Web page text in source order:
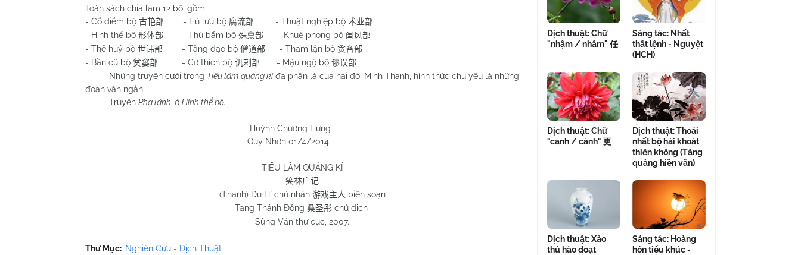
Toàn sách chia làm 12 bộ, gồm:
- Cổ diễm bộ 古艳部 - Hủ lưu bộ 腐流部 - Thuật nghiệp bộ 术业部
- Hình thể bộ 形体部 - Thù bẩm bộ 殊禀部 - Khuê phong bộ 闺风部
- Thế huý bộ 世讳部 - Tăng đạo bộ 僧道部 - Tham lận bộ 贪吝部
- Bần cũ bộ 贫窭部 - Cơ thích bộ 讥剌部 - Mậu ngộ bộ 谬误部
Những truyện cười trong Tiếu lâm quảng kíđa phần là của hai đời Minh Thanh, hình thức chủ yếu là những
đoạn văn ngắn.
Truyện Phạ lãnh ở Hình thể bộ.
Huỳnh Chương Hưng
Quy Nhơn 01/4/2014
TIẾU LÂM QUẢNG KÍ
笑林广记
(Thanh) Du Hí chủ nhân 游戏主人 biên soạn
Tang Thánh Đồng 桑圣彤chú dịch
Sùng Văn thư cục, 2007.
Thư Mục: Nghiên Cứu - Dịch Thuật
Dịch thuật: Chữ
"nhậm / nhâm" 任
Sáng tác: Nhất
thất lệnh - Nguyệt
(HCH)
Dịch thuật: Chữ
"canh / cánh" 更
Dịch thuật: Thoái
nhất bộ hải khoát
thiên không (Tăng
quảng hiền văn)
Dịch thuật: Xảo
thủ hào đoạt
Sáng tác: Hoàng
hôn tiểu khúc -